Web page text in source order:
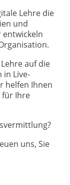
Lehre die
und
entwickeln
auf die
in Live-
helfen Ihnen
für Ihre
uns, Sie